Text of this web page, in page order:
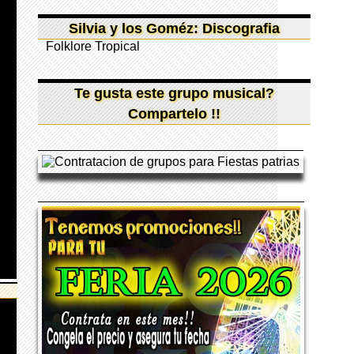
Silvia y los Goméz: Discografia
Folklore Tropical
Te gusta este grupo musical?
Compartelo !!